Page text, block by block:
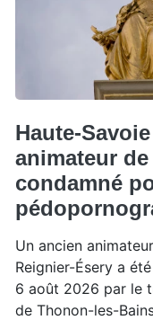
Haute-
animateur
condamné
Un ancien
Reignier-Ésery a
6 août 2026 par le
de Thonon-les-